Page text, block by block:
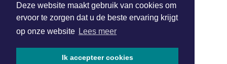
Deze website maakt gebruik van cookies om
ervoor te zorgen dat u de beste ervaring krijgt
op onze website Lees meer
Ik accepteer cookies